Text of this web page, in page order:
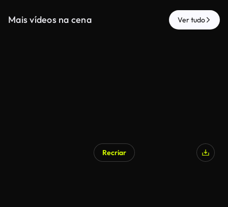
Mais vídeos na cena Ver tudo
Recriar